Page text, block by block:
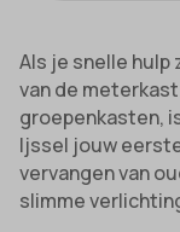
Als je snelle
van de
groepenkasten,
Ijssel jouw
vervangen van
slimme